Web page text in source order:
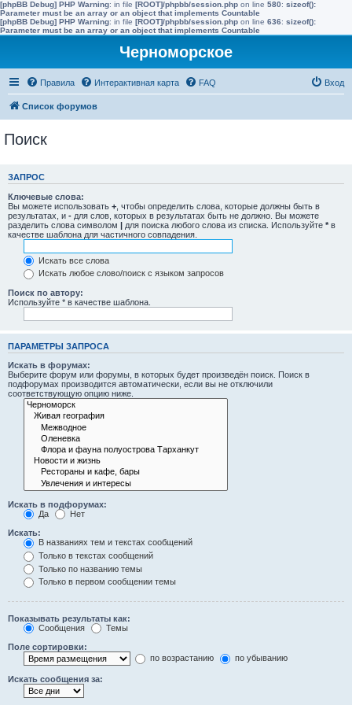
[phpBB Debug] PHP Warning: in file [ROOT]/phpbb/session.php on line 580: sizeof():
Parameter must be an array or an object that implements Countable
[phpBB Debug] PHP Warning: in file [ROOT]/phpbb/session.php on line 636: sizeof():
Parameter must be an array or an object that implements Countable
Черноморское
Правила Интерактивная карта FAQ Вход
Список форумов
Поиск
ЗАПРОС
Ключевые слова:
Вы можете использовать + , чтобы определить слова, которые должны быть в
результатах, и - для слов, которых в результатах быть не должно. Вы можете
разделить слова символом | для поиска любого слова из списка. Используйте * в
качестве шаблона для частичного совпадения.
Искать все слова
Искать любое слово/поиск с языком запросов
Поиск по автору:
Используйте * в качестве шаблона.
ПАРАМЕТРЫ ЗАПРОСА
Искать в форумах:
Выберите форум или форумы, в которых будет произведён поиск. Поиск в
подфорумах производится автоматически, если вы не отключили
соответствующую опцию ниже.
Искать в подфорумах:
Да
Нет
Искать:
В названиях тем и текстах сообщений
Только в текстах сообщений
Только по названию темы
Только в первом сообщении темы
Показывать результаты как:
Сообщения
Темы
Поле сортировки:
по возрастанию
по убыванию
Искать сообщения за: